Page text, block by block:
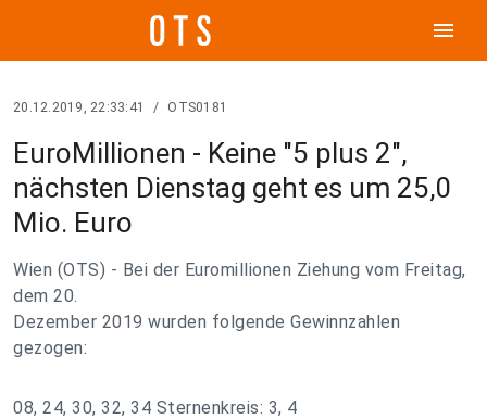
menu
20.12.2019, 22:33:41 / OTS0181
EuroMillionen - Keine "5 plus 2",
nächsten Dienstag geht es um 25,0
Mio. Euro
Wien (OTS) - Bei der Euromillionen Ziehung vom Freitag,
dem 20.
Dezember 2019 wurden folgende Gewinnzahlen
gezogen:
08, 24, 30, 32, 34 Sternenkreis: 3, 4